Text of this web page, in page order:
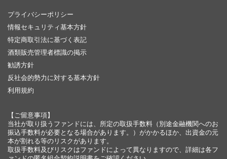
プライバシーポリシー
情報セキュリティ基本方針
特定商取引法に基づく表記
酒類販売管理者標識の掲示
勧誘方針
反社会的勢力に対する基本方針
利用規約
【ご留意事項】
当社が取り扱うファンドには、所定の取扱手数料（別途金融機関へのお
振込手数料が必要となる場合があります。）がかかるほか、出資金の元
本が割れる等のリスクがあります。
取扱手数料及びリスクはファンドによって異なりますので、詳細は各フ